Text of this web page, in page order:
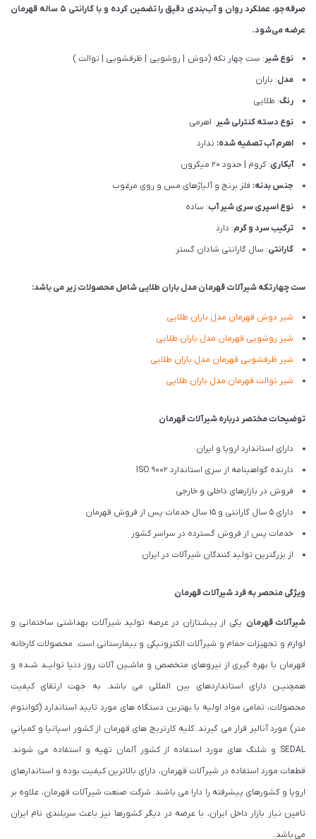
صرفه‌جو، عملکرد روان و آب‌بندی دقیق را تضمین کرده و با گارانتی ۵ ساله قهرمان
عرضه می‌شود.
نوع شیر: ست چهار تکه (دوش | روشویی | ظرفشویی | توالت )
مدل: باران
رنگ: طلایی
نوع دسته کنترلی شیر: اهرمی
اهرم آب تصفیه شده: ندارد
آبکاری: کروم | حدود 20 میکرون
جنس بدنه: فلز برنج و آلیاژهای مس و روی مرغوب
نوع اسپری سری شیر آب: ساده
ترکیب سرد و گرم: دارد
گارانتی: سال گارانتی شادان گستر
ست چهارتکه شیرآلات قهرمان مدل باران طلایی شامل محصولات زیر می باشد:
شیر دوش قهرمان مدل باران طلایی
شیر روشویی قهرمان مدل باران طلایی
شیر ظرفشویی قهرمان مدل باران طلایی
شیر توالت قهرمان مدل باران طلایی
توضیحات مختصر درباره شیرآلات قهرمان
دارای استاندارد اروپا و ایران
دارنده گواهینامه از سری استاندارد ISO 9002
فروش در بازارهای داخلی و خارجی
دارای 5 سال گارانتی و 15 سال خدمات پس از فروش قهرمان
خدمات پس از فروش گسترده در سراسر کشور
از بزرگترین تولید کنندگان شیرآلات در ایران
ویژگی منحصر به فرد شیرآلات قهرمان
شیرآلات قهرمان یکی از پیشـتازان در عرصه تولید شیرآلات بهداشتی ساختمانی و
لوازم و تجهیزات حمام و شیرآلات الکترونیکی و بیمارستانی است. محصولات کارخانه
قهرمان با بهره گیری از نیروهای متخصص و ماشــین آلات روز دنیا تولیــد شــده و
همچنیــن دارای استانداردهای بین المللی می باشد. به جهت ارتقای کیفیت
محصولات، تمامی مواد اولیه با بهترین دستگاه های مورد تایید استاندارد (كوانتوم
متر) مورد آنالیز قرار می گیرند. كليه كارتريج های قهرمان از كشور اسپانيا و كمپاني
SEDAL و شلنگ های مورد استفاده از کشور آلمان تهیه و استفاده می شوند.
قطعات مورد استفاده در شیرآلات قهرمان، دارای بالاترین کیفیت بوده و استاندارهای
اروپا و کشورهای پیشرفته را دارا می باشند. شرکت صنعت شیرآلات قهرمان، علاوه بر
تامین نیاز بازار داخل ایران، با عرضه در دیگر کشورها نیز باعث سربلندی نام ایران
می باشد.